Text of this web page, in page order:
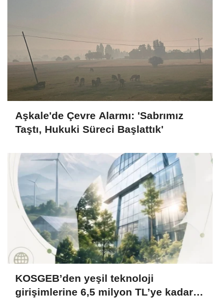
Aşkale'de Çevre Alarmı: 'Sabrımız
Taştı, Hukuki Süreci Başlattık'
KOSGEB’den yeşil teknoloji
girişimlerine 6,5 milyon TL’ye kadar